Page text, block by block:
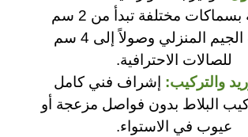
الرياضية بسماكات مختلفة تبدأ من 2 سم
لتناسب الجيم المنزلي وصولاً إلى 4 سم
للصالات الاحترافية.
والتركيب: إشراف فني كامل
البلاط بدون فواصل مزعجة أو
عيوب في الاستواء.